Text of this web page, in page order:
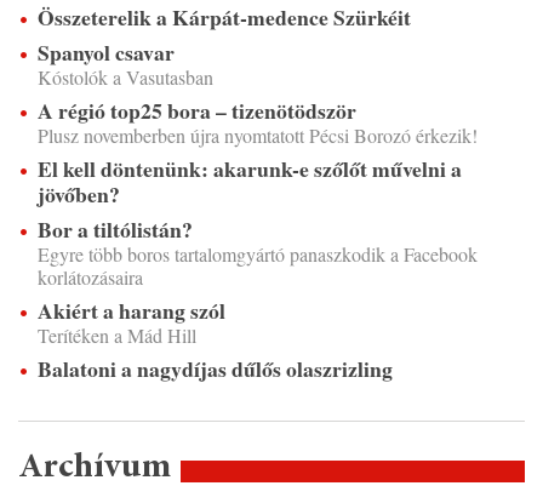
Összeterelik a Kárpát-medence Szürkéit
Spanyol csavar
Kóstolók a Vasutasban
A régió top25 bora – tizenötödször
Plusz novemberben újra nyomtatott Pécsi Borozó érkezik!
El kell döntenünk: akarunk-e szőlőt művelni a
jövőben?
Bor a tiltólistán?
Egyre több boros tartalomgyártó panaszkodik a Facebook
korlátozásaira
Akiért a harang szól
Terítéken a Mád Hill
Balatoni a nagydíjas dűlős olaszrizling
Archívum